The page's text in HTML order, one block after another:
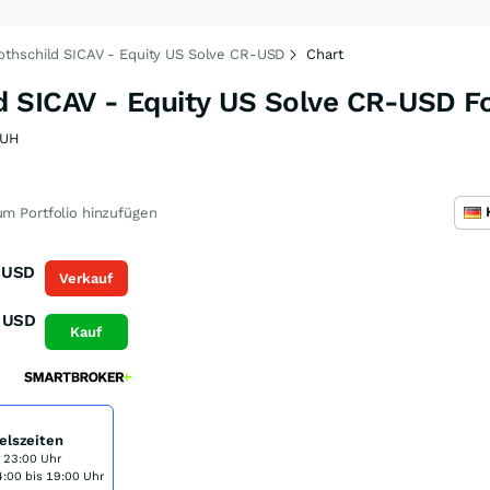
SICAV - Equity US Solve CR-USD Chart
- Equity US Solve CR-USD
Portfolio hinzufügen
USD
USD
Verkauf
Kauf
Uhr
bis 19:00 Uhr